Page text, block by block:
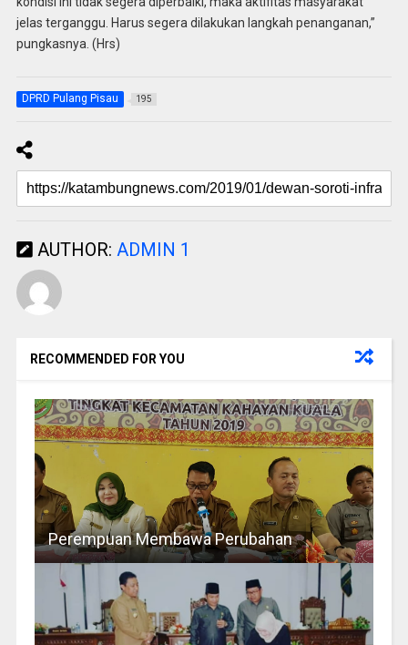
jelas terganggu. Harus segera dilakukan langkah penanganan,”
pungkasnya. (Hrs)
DPRD Pulang Pisau 195
AUTHOR: ADMIN 1
RECOMMENDED FOR YOU
Perempuan Membawa Perubahan